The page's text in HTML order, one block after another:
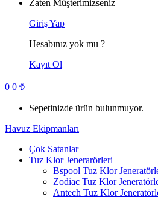
Zaten Müşterimizseniz
Giriş Yap
Hesabınız yok mu ?
Kayıt Ol
0 0 ₺
Sepetinizde ürün bulunmuyor.
Havuz Ekipmanları
Çok Satanlar
Tuz Klor Jenerarörleri
Bspool Tuz Klor
Zodiac Tuz Klor
Antech Tuz Klor